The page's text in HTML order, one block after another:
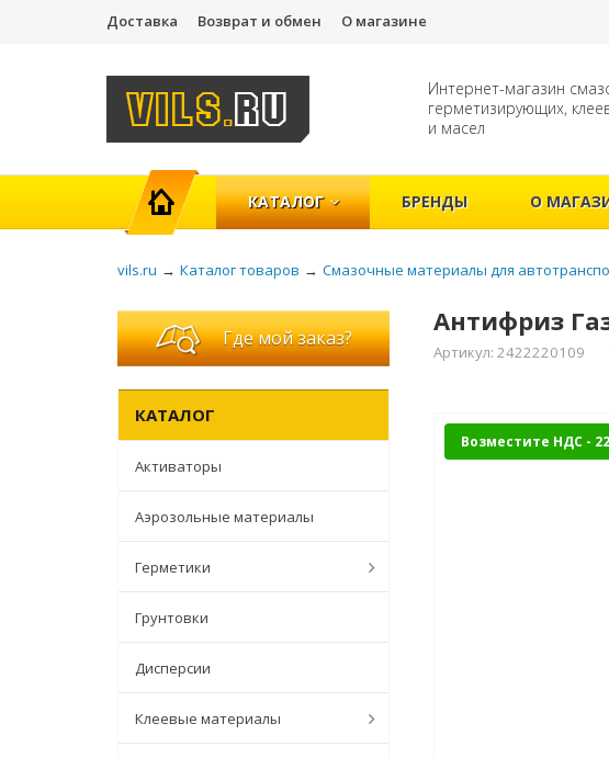
Доставка Возврат и обмен О магазине
Интернет-магазин
герметизирующих,
и масел
ГЛАВНАЯ
КАТАЛОГ БРЕНДЫ О
vils.ru → Каталог товаров → Смазочные материалы для
Где мой заказ?
КАТАЛОГ
Активаторы
Аэрозольные материалы
Герметики
Грунтовки
Дисперсии
Клеевые материалы
Антифриз
Артикул: 2422220109
Возместите НДС -